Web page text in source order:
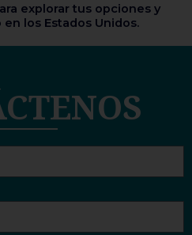
explorar tus opciones y
los Estados Unidos.